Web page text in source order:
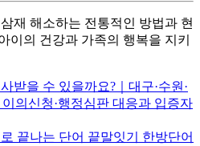
재 해소하는 전통적인 방법과 현
이의 건강과 가족의 행복을 지키
받을 수 있을까요?｜대구·수원·
의신청·행정심판 대응과 입증자
끝나는 단어 끝말잇기 한방단어